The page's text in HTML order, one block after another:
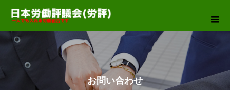
お問い合わせ